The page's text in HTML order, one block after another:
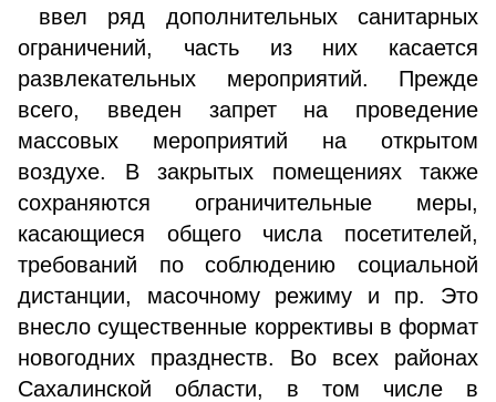
ввел ряд дополнительных санитарных
ограничений, часть из них касается
развлекательных мероприятий. Прежде
всего, введен запрет на проведение
массовых мероприятий на открытом
воздухе. В закрытых помещениях также
сохраняются ограничительные меры,
касающиеся общего числа посетителей,
требований по соблюдению социальной
дистанции, масочному режиму и пр. Это
внесло существенные коррективы в формат
новогодних празднеств. Во всех районах
Сахалинской области, в том числе в